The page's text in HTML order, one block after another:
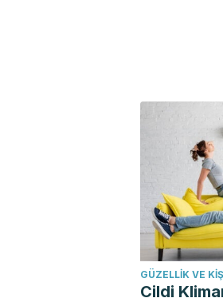
GÜZELLIK VE
Cildi